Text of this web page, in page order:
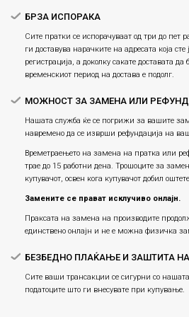
БРЗА ИСПОРАКА
Сите пратки се испорачуваат од три до пет
ги доставува нарачките на адресата која
регистрација, а доколку сакате доставата
временскиот период на достава е подолг.
МОЖНОСТ ЗА ЗАМЕНА ИЛИ
Нашата служба ќе се погрижи за вашите
навремено да се изврши рефундација на
Времетраењето на замена на пратка или
трае до 15 работни дена. Трошоците за
купувачот, освен кога купувачот добил
Замените се прават исклучиво онлајн.
Праксата на замена на производите
единствено онлајн и не е можна физичка
БЕЗБЕДНО ПЛАЌАЊЕ И ЗАШТИТА
Сите ваши трансакции се сигурни со
податоците што ги внесувате при купување.